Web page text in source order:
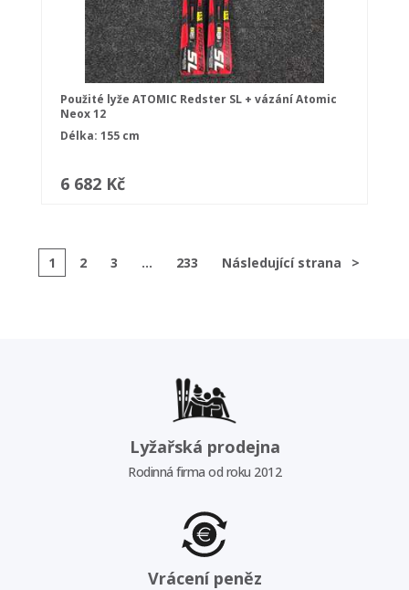
Použité lyže ATOMIC Redster SL + vázání Atomic
Neox 12
Délka: 155 cm
6 682 Kč
1 2 3 ... 233 Následující strana >
Lyžařská prodejna
Rodinná firma od roku 2012
Vrácení peněz